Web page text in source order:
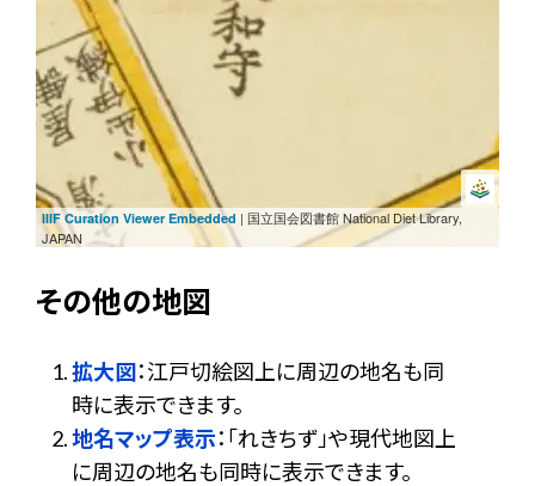
IIIF Curation Viewer Embedded | 国立国会図書館 National Diet Library,
JAPAN
その他の地図
拡大図：江戸切絵図上に周辺の地名も同
時に表示できます。
地名マップ表示：「れきちず」や現代地図上
に周辺の地名も同時に表示できます。